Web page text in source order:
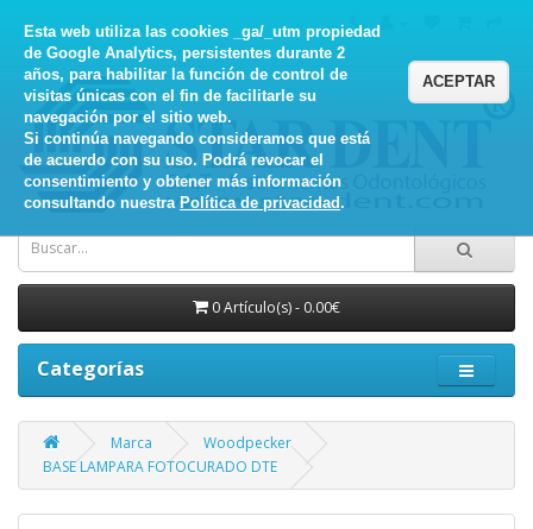
Esta web utiliza las cookies _ga/_utm propiedad
de Google Analytics, persistentes durante 2
años, para habilitar la función de control de
visitas únicas con el fin de facilitarle su
navegación por el sitio web.
Si continúa navegando consideramos que está
de acuerdo con su uso. Podrá revocar el
consentimiento y obtener más información
consultando nuestra Política de privacidad.
ACEPTAR
0 Artículo(s) - 0.00€
Categorías
Marca
Woodpecker
BASE LAMPARA FOTOCURADO DTE